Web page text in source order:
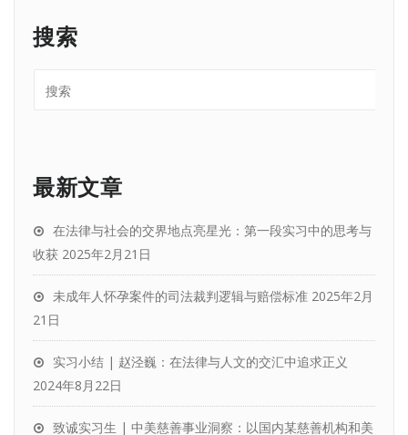
搜索
最新文章
在法律与社会的交界地点亮星光：第一段实习中的思考与
收获 2025年2月21日
未成年人怀孕案件的司法裁判逻辑与赔偿标准 2025年2月
21日
实习小结 | 赵泾巍：在法律与人文的交汇中追求正义
2024年8月22日
致诚实习生 | 中美慈善事业洞察：以国内某慈善机构和美